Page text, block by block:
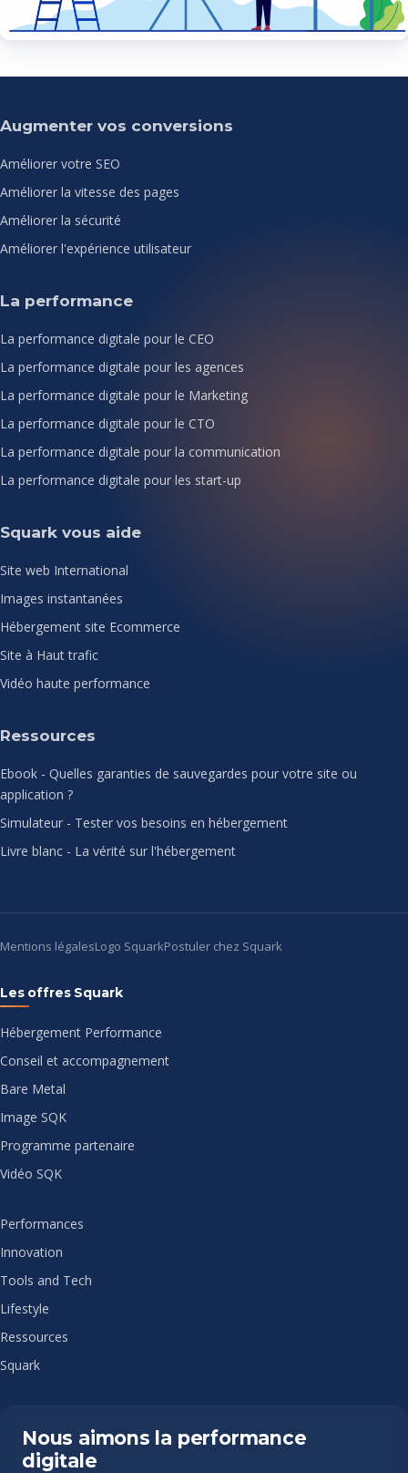
Augmenter vos conversions
Améliorer votre SEO
Améliorer la vitesse des pages
Améliorer la sécurité
Améliorer l'expérience utilisateur
La performance
La performance digitale pour le CEO
La performance digitale pour les agences
La performance digitale pour le Marketing
La performance digitale pour le CTO
La performance digitale pour la communication
La performance digitale pour les start-up
Squark vous aide
Site web International
Images instantanées
Hébergement site Ecommerce
Site à Haut trafic
Vidéo haute performance
Ressources
Ebook - Quelles garanties de sauvegardes pour votre site ou
application ?
Simulateur - Tester vos besoins en hébergement
Livre blanc - La vérité sur l'hébergement
Mentions légalesLogo SquarkPostuler chez Squark
Les offres Squark
Hébergement Performance
Conseil et accompagnement
Bare Metal
Image SQK
Programme partenaire
Vidéo SQK
Performances
Innovation
Tools and Tech
Lifestyle
Ressources
Squark
Nous aimons la performance
digitale